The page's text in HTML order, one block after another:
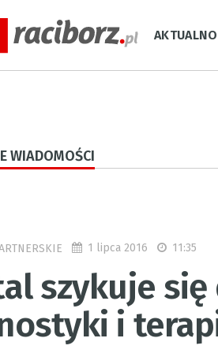
WIADOMOŚCI
1 lipca 2016 11:35
szykuje
i